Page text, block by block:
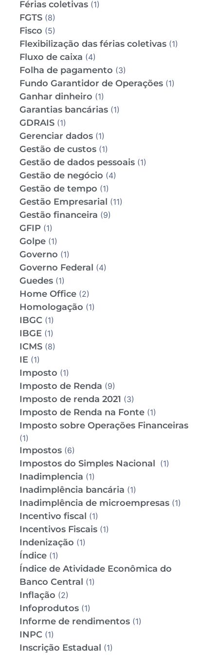
Férias coletivas (1)
FGTS (8)
Fisco (5)
Flexibilização das férias coletivas (1)
Fluxo de caixa (4)
Folha de pagamento (3)
Fundo Garantidor de Operações (1)
Ganhar dinheiro (1)
Garantias bancárias (1)
GDRAIS (1)
Gerenciar dados (1)
Gestão de custos (1)
Gestão de dados pessoais (1)
Gestão de negócio (4)
Gestão de tempo (1)
Gestão Empresarial (11)
Gestão financeira (9)
GFIP (1)
Golpe (1)
Governo (1)
Governo Federal (4)
Guedes (1)
Home Office (2)
Homologação (1)
IBGC (1)
IBGE (1)
ICMS (8)
IE (1)
Imposto (1)
Imposto de Renda (9)
Imposto de renda 2021 (3)
Imposto de Renda na Fonte (1)
Imposto sobre Operações Financeiras
(1)
Impostos (6)
Impostos do Simples Nacional (1)
Inadimplencia (1)
Inadimplência bancária (1)
Inadimplência de microempresas (1)
Incentivo fiscal (1)
Incentivos Fiscais (1)
Indenização (1)
Índice (1)
Índice de Atividade Econômica do
Banco Central (1)
Inflação (2)
Infoprodutos (1)
Informe de rendimentos (1)
INPC (1)
Inscrição Estadual (1)